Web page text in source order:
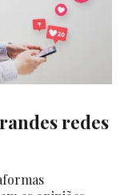
redes